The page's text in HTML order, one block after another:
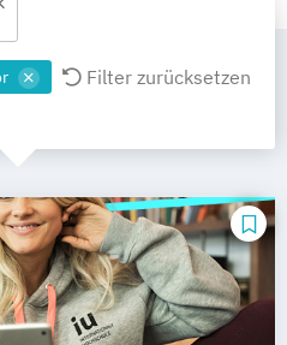
Filter zurücksetzen